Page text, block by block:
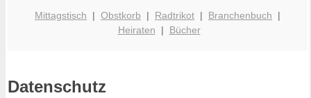
Mittagstisch | Obstkorb | Radtrikot | Branchenbuch |
Heiraten | Bücher
Datenschutz